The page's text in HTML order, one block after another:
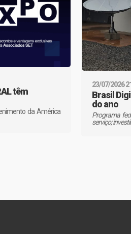
têm
da América
23/07/2026
Brasil
do ano
Programa
serviço;